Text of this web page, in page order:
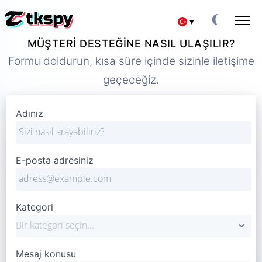
▾
Deutsch
Français
日本
Хинди हिन्दी
Italiano
TIKTOK SOHBETLERINI HACKLEYIN
Başkalarının Yazışmalarını Okuyun
Bir Kişinin Nerede Olduğunu Öğrenin
Takip Uygulaması
TIKTOK ABONE OLUŞTURUCU
Ücretler
Sorular
MÜŞTERI DESTEĞINE NASIL ULAŞILIR?
Formu doldurun, kısa süre içinde sizinle iletişime
geçeceğiz.
Adınız
E-posta adresiniz
Kategori
Mesaj konusu